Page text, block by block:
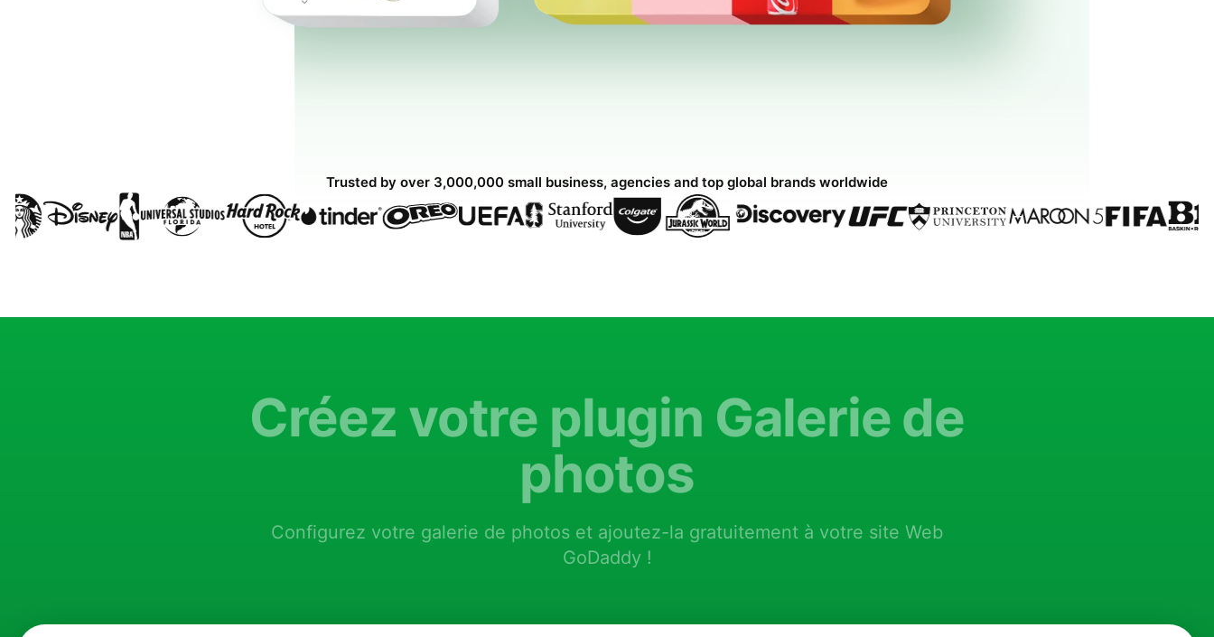
Trusted by over 3,000,000 small business, agencies and top global brands worldwide
Créez votre plugin Galerie de
photos
Configurez votre galerie de photos et ajoutez-la gratuitement à votre site Web
GoDaddy !